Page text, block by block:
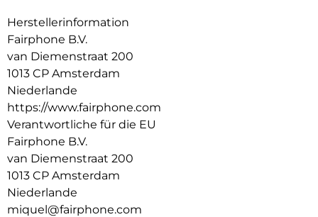
Herstellerinformation
Fairphone B.V.
van Diemenstraat 200
1013 CP Amsterdam
Niederlande
https://www.fairphone.com
Verantwortliche für die EU
Fairphone B.V.
van Diemenstraat 200
1013 CP Amsterdam
Niederlande
miquel@fairphone.com